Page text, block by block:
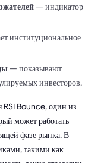
— индикатор
институциональное
— показывают
инвесторов.
RSI Bounce, один из
может работать
фазе рынка. В
такими как